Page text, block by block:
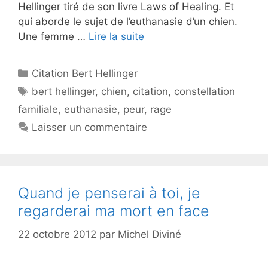
Hellinger tiré de son livre Laws of Healing. Et
qui aborde le sujet de l’euthanasie d’un chien.
Une femme … Lire la suite
Catégories
Citation Bert Hellinger
Étiquettes
bert hellinger, chien, citation, constellation
familiale, euthanasie, peur, rage
Laisser un commentaire
Quand je penserai à toi, je
regarderai ma mort en face
22 octobre 2012 par Michel Diviné